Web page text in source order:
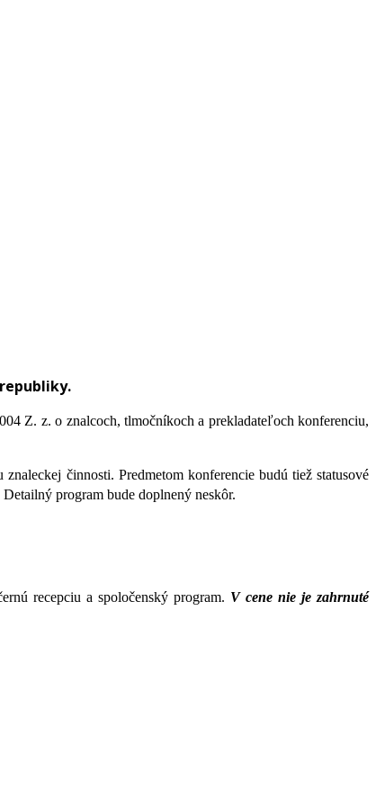
Z. z. o znalcoch, tlmočníkoch a prekladateľoch konferenciu,
činnosti. Predmetom konferencie budú tiež statusové
program bude doplnený neskôr.
recepciu a spoločenský program. V cene nie je zahrnuté